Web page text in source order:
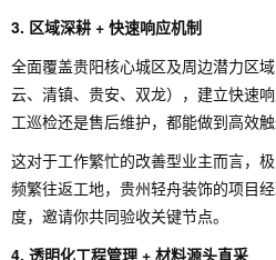
3. 区域深耕 + 快速响应机制
全面覆盖贵阳核心城区及周边潜力区
云、清镇、贵安、双龙），建立快速
工巡检还是售后维护，都能做到高效触
这对于工作繁忙的改善型业主而言，
频繁往返工地，贵州轻舟装饰的项目
度，邀请你共同验收关键节点。
4. 透明化工程管理 + 材料源头直采